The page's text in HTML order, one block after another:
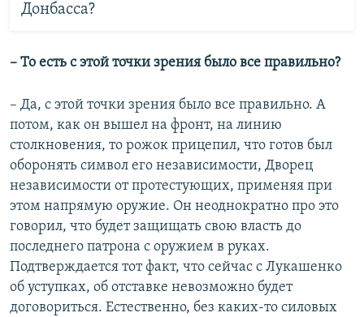
Донбасса?
– То есть с этой точки зрения было все правильно?
– Да, с этой точки зрения было все правильно. А
потом, как он вышел на фронт, на линию
столкновения, то рожок прицепил, что готов был
оборонять символ его независимости, Дворец
независимости от протестующих, применяя при
этом напрямую оружие. Он неоднократно про это
говорил, что будет защищать свою власть до
последнего патрона с оружием в руках.
Подтверждается тот факт, что сейчас с Лукашенко
об уступках, об отставке невозможно будет
договориться. Естественно, без каких-то силовых